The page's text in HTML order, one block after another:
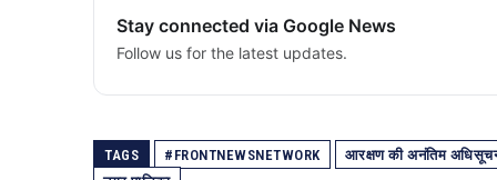
Stay connected via Google News
Follow us for the latest updates.
TAGS #FRONTNEWSNETWORK आरक्षण की अनंतिम